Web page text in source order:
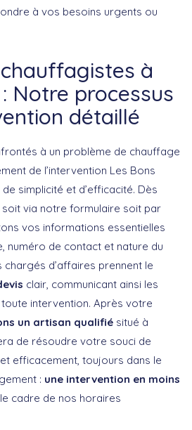
à vos besoins urgents ou
à
Notre processus
détaillé
à un problème de chauffage
de l’intervention Les Bons
simplicité et d’efficacité. Dès
via notre formulaire soit par
vos informations essentielles
numéro de contact et nature du
chargés d’affaires prennent le
clair, communicant ainsi les
intervention. Après votre
un artisan qualifié situé à
de résoudre votre souci de
efficacement, toujours dans le
: une intervention en moins
le cadre de nos horaires